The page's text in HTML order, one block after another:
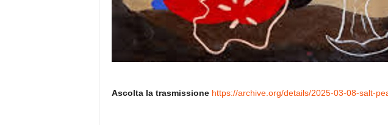
Ascolta la trasmissione https://archive.org/details/2025-03-08-salt-